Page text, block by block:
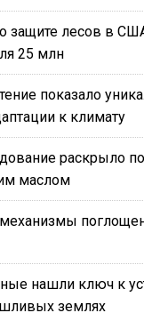
защите лесов в
25 млн
показало
к климату
раскрыло
маслом
нашли ключ к
землях